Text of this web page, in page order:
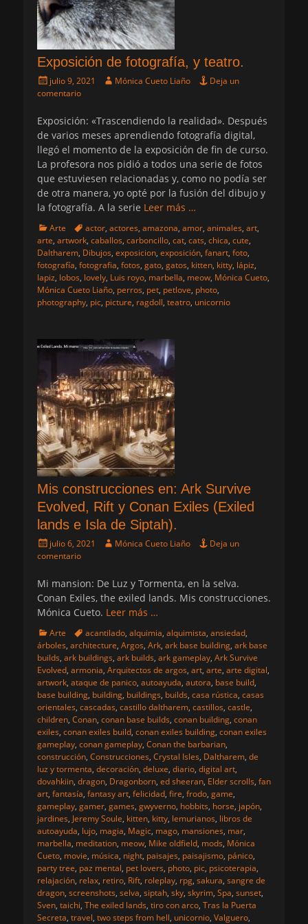
Exposición de fotografía, y teatro.
Publicado
el
julio 9, 2021 AutorMónica Cueto Liaño
Deja un
comentario
Exposición: «Trascendiendo la realidad». Después
de varios meses aprendiendo fotografía digital,
llegó el momento de la exposición de fin de curso.
La profesora nos pidió a todos una serie de fotos
que estuviesen relacionadas y, como no podía ser
de otra manera, yo opté por la fusión del dibujo y
la fotografía. A la serie Leer más …
Categorias
Arte Etiquetas
actor, actores, amazona, amor, animales, art,
arte, artwork, caballos, carboncillo, cat, cats, chica, cute,
Daltharem, Dibujos, exposicion, exposición, fanart, foto,
fotografía, fotografia, fotos, gato, gatos, kitten, kitty, lápiz,
lapiz, lobos, lovely, Luis royo, marbella, meow, Mónica Cueto,
Mónica Cueto Liaño, perros, pet, petlove, photo,
photography, pic, picture, ragdoll, teatro, unicornio
Mis construcciones en: Ark Survive
Evolved, Rift y Conan Exiles (Exiled
lands e Isla de Siptah).
Publicado
el
julio 6, 2021 AutorMónica Cueto Liaño
Deja un
comentario
Mi mansion: De Luz y Tormenta, en la selva.
Conan Exiles, the exiled lands. Mis construcciones.
Mónica Cueto. Leer más …
Categorias
Arte Etiquetas
acantilado, alquimia, alquimista, ansiedad,
árboles, architecture, Argos, Ark, ark base building, ark base
builds, ark buildings, ark builds, ark gameplay, Ark Survive
Evolved, armonia, Arquitectos de argos, art, arte, arte digital,
artwork, ataque de panico, autoayuda, autora, base build,
base building, building, buildings, builds, casa rústica, casas
orientales, cascadas, castillo daltharem, castillos, castle,
children, Conan, conan base builds, conan building, conan
exiles, conan exiles build, conan exiles building, conan exiles
gameplay, conan gameplay, Conan the barbarian,
construcción, Construcciones, Crystal Isles, Daltharem, de
luz y tormenta, decoración, deluxe, diario, digital art,
dovahkiin, dragon, Dragonborn, ed sheeran, Elder scrolls, fan
art, fantasía, fantasy art, felicidad, fire, frodo, game,
gameplay, gamer, games, gwyverno, hobbits, horse, japón,
jardines, Jeremy Soule, kitten, kitty, lemurianos, libros de
autoayuda, lujo, magia, Magic, mago, mansiones, mar,
marbella, meditation, meow, Mike oldfield, mods, Mónica
Cueto, movie, música, night, paisajes, paisajismo, pánico,
party tree, paz mental, pet lovers, photo, pic, psicoterapia,
relajación, relax, retiro, Rift, roleplay, rpg, sakura, sangre de
dragon, screenshots, selva, siptah, sky, skyrim, Spa, sunset,
Sven, taichi, The exiled lands, tiro con arco, Tras la Puerta
Secreta, travel, two steps from hell, unicornio, Valguero,